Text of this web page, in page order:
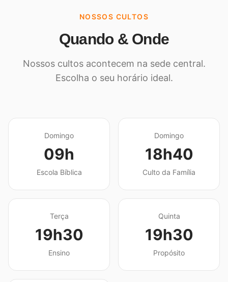
NOSSOS CULTOS
Quando & Onde
Nossos cultos acontecem na sede central.
Escolha o seu horário ideal.
Domingo
09h
Escola Bíblica
Domingo
18h40
Culto da Família
Terça
19h30
Ensino
Quinta
19h30
Propósito